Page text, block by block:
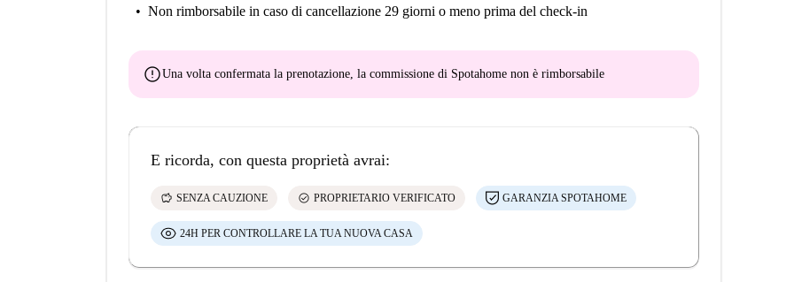
Non rimborsabile in caso di cancellazione 29 giorni o meno prima del check-in
errorUna volta confermata la prenotazione, la commissione di Spotahome non è rimborsabile
E ricorda, con questa proprietà avrai:
savings SENZA CAUZIONE check_circle PROPRIETARIO VERIFICATO GARANZIA SPOTAHOME
24H PER CONTROLLARE LA TUA NUOVA CASA